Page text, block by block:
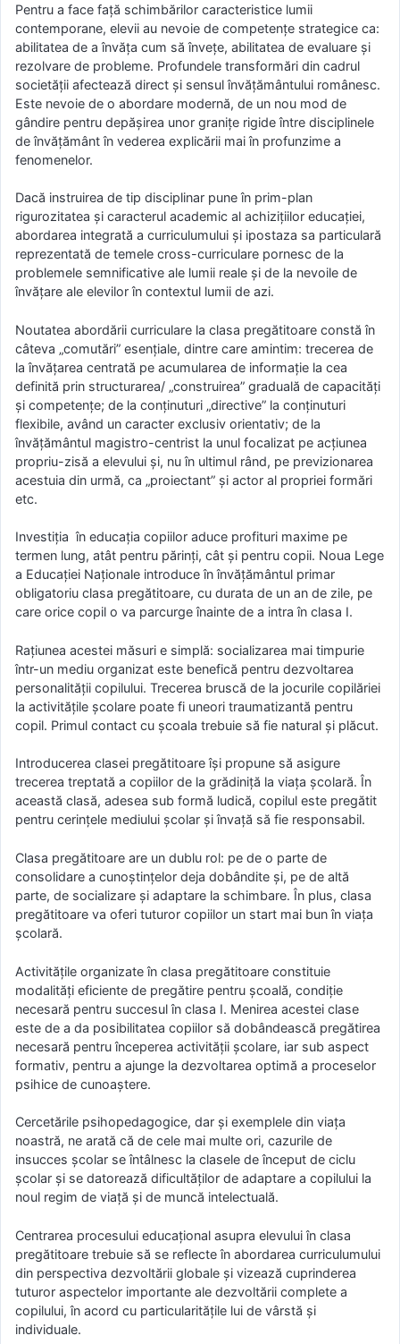
Pentru a face faţă schimbărilor caracteristice lumii
contemporane, elevii au nevoie de competenţe strategice ca:
abilitatea de a învăţa cum să înveţe, abilitatea de evaluare şi
rezolvare de probleme. Profundele transformări din cadrul
societăţii afectează direct şi sensul învăţământului românesc.
Este nevoie de o abordare modernă, de un nou mod de
gândire pentru depăşirea unor graniţe rigide între disciplinele
de învăţământ în vederea explicării mai în profunzime a
fenomenelor.
Dacă instruirea de tip disciplinar pune în prim-plan
rigurozitatea şi caracterul academic al achiziţiilor educaţiei,
abordarea integrată a curriculumului şi ipostaza sa particulară
reprezentată de temele cross-curriculare pornesc de la
problemele semnificative ale lumii reale şi de la nevoile de
învăţare ale elevilor în contextul lumii de azi.
Noutatea abordării curriculare la clasa pregătitoare constă în
câteva „comutări” esenţiale, dintre care amintim: trecerea de
la învăţarea centrată pe acumularea de informaţie la cea
definită prin structurarea/ „construirea” graduală de capacităţi
şi competenţe; de la conţinuturi „directive” la conţinuturi
flexibile, având un caracter exclusiv orientativ; de la
învăţământul magistro-centrist la unul focalizat pe acţiunea
propriu-zisă a elevului şi, nu în ultimul rând, pe previzionarea
acestuia din urmă, ca „proiectant” şi actor al propriei formări
etc.
Investiţia în educaţia copiilor aduce profituri maxime pe
termen lung, atât pentru părinţi, cât şi pentru copii. Noua Lege
a Educaţiei Naţionale introduce în învăţământul primar
obligatoriu clasa pregătitoare, cu durata de un an de zile, pe
care orice copil o va parcurge înainte de a intra în clasa I.
Raţiunea acestei măsuri e simplă: socializarea mai timpurie
într-un mediu organizat este benefică pentru dezvoltarea
personalităţii copilului. Trecerea bruscă de la jocurile copilăriei
la activităţile şcolare poate fi uneori traumatizantă pentru
copil. Primul contact cu şcoala trebuie să fie natural şi plăcut.
Introducerea clasei pregătitoare îşi propune să asigure
trecerea treptată a copiilor de la grădiniţă la viaţa şcolară. În
această clasă, adesea sub formă ludică, copilul este pregătit
pentru cerinţele mediului şcolar şi învaţă să fie responsabil.
Clasa pregătitoare are un dublu rol: pe de o parte de
consolidare a cunoştinţelor deja dobândite şi, pe de altă
parte, de socializare şi adaptare la schimbare. În plus, clasa
pregătitoare va oferi tuturor copiilor un start mai bun în viaţa
şcolară.
Activităţile organizate în clasa pregătitoare constituie
modalităţi eficiente de pregătire pentru şcoală, condiţie
necesară pentru succesul în clasa I. Menirea acestei clase
este de a da posibilitatea copiilor să dobândească pregătirea
necesară pentru începerea activităţii şcolare, iar sub aspect
formativ, pentru a ajunge la dezvoltarea optimă a proceselor
psihice de cunoaştere.
Cercetările psihopedagogice, dar şi exemplele din viaţa
noastră, ne arată că de cele mai multe ori, cazurile de
insucces şcolar se întâlnesc la clasele de început de ciclu
şcolar şi se datorează dificultăţilor de adaptare a copilului la
noul regim de viaţă şi de muncă intelectuală.
Centrarea procesului educaţional asupra elevului în clasa
pregătitoare trebuie să se reflecte în abordarea curriculumului
din perspectiva dezvoltării globale şi vizează cuprinderea
tuturor aspectelor importante ale dezvoltării complete a
copilului, în acord cu particularităţile lui de vârstă şi
individuale.